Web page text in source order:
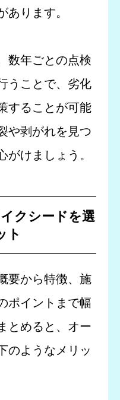
あります。
数年ごとの点検
うことで、劣化
することが可能
や剥がれを見つ
がけましょう。
クシードを選
ト
要から特徴、施
ポイントまで幅
とめると、オー
のようなメリッ